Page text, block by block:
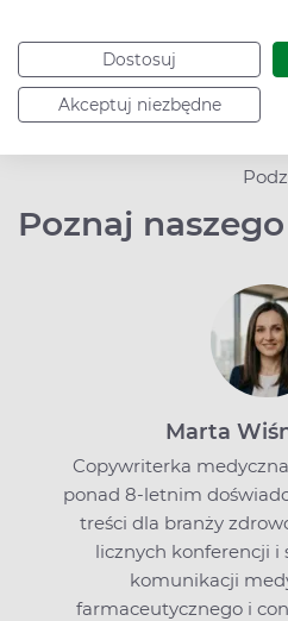
Dostosuj
Akceptuj niezbędne
Data dodania: 19.04.2023
Poznaj
Marta
Copywriterka
ponad 8-letnim
treści dla branży
licznych konferencji i
komunikacji
farmaceutycznego i